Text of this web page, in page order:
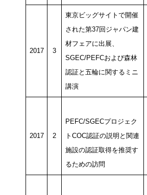
2017 3
東京ビッグサイトで開催
された第37回ジャパン建
材フェアに出展、
SGEC/PEFCおよび森林
認証と五輪に関するミニ
講演
2017 2
PEFC/SGECプロジェク
トCOC認証の説明と関連
施設の認証取得を推奨す
るための訪問